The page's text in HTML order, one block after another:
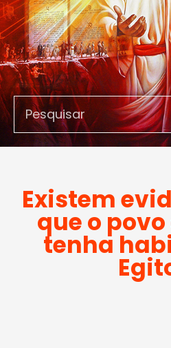
Existem
que o
tenha